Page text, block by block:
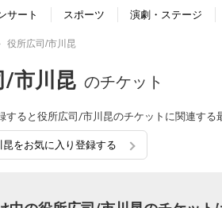
サート スポーツ 演劇・ステージ
役所広司/市川昆
/市川昆 のチケット
すると役所広司/市川昆のチケットに関連す
をお気に入り登録する